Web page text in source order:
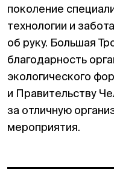
поколение
технологии и
об руку. Большая
благодарность
экологического
и Правительству
за отличную
мероприятия.